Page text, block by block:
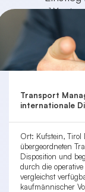
vor 1 Monat
Transport
internationale
Ort: Kufstein, Tirol
übergeordneten
Disposition und
durch die
vergleichst
kaufmännischer